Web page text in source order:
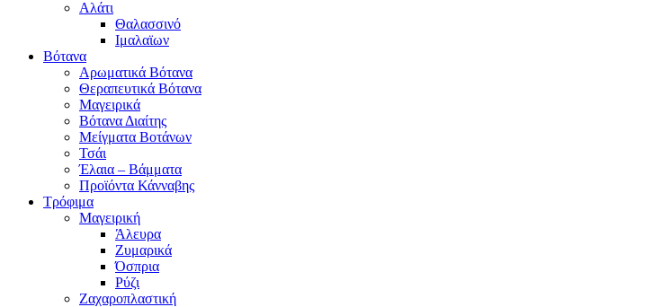
Αλάτι
Θαλασσινό
Ιμαλαϊων
Βότανα
Αρωματικά Βότανα
Θεραπευτικά Βότανα
Μαγειρικά
Βότανα Διαίτης
Μείγματα Βοτάνων
Τσάι
Έλαια – Βάμματα
Προϊόντα Κάνναβης
Τρόφιμα
Μαγειρική
Άλευρα
Ζυμαρικά
Όσπρια
Ρύζι
Ζαχαροπλαστική